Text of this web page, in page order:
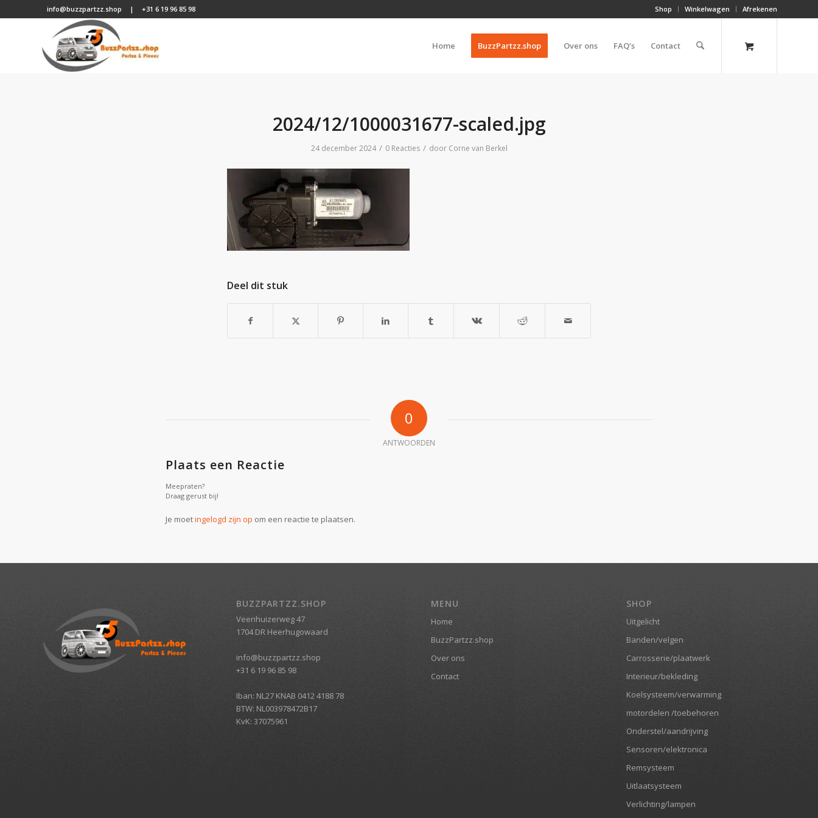
Shop Winkelwagen Afrekenen
info@buzzpartzz.shop | +31 6 19 96 85 98
Home BuzzPartzz.shop Over ons FAQ’s Contact
2024/12/1000031677-scaled.jpg
24 december 2024 / 0 Reacties / door Corne van Berkel
Deel dit stuk
0
ANTWOORDEN
Plaats een Reactie
Meepraten?
Draag gerust bij!
Je moetingelogd zijn op om een reactie te plaatsen.
BUZZPARTZZ.SHOP
Veenhuizerweg 47
1704 DR Heerhugowaard
info@buzzpartzz.shop
+31 6 19 96 85 98
Iban: NL27 KNAB 0412 4188 78
BTW: NL003978472B17
KvK: 37075961
MENU
Home
BuzzPartzz.shop
Over ons
Contact
SHOP
Uitgelicht
Banden/velgen
Carrosserie/plaatwerk
Interieur/bekleding
Koelsysteem/verwarming
motordelen /toebehoren
Onderstel/aandrijving
Sensoren/elektronica
Remsysteem
Uitlaatsysteem
Verlichting/lampen